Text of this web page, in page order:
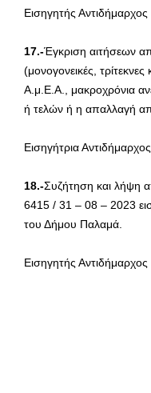
Εισηγητής
17.-Έγκριση αιτήσεων
(μονογονεικές,
Α.μ.Ε.Α., μακροχρόνια
ή τελών ή η απαλλαγή
Εισηγήτρια
18.-Συζήτηση και λήψη
6415 / 31 – 08 – 2023
του Δήμου Παλαμά.
Εισηγητής